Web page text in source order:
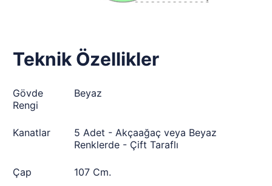
Teknik Özellikler
Gövde
Rengi
Beyaz
Kanatlar
5 Adet - Akçaağaç veya Beyaz
Renklerde - Çift Taraflı
Çap 107 Cm.